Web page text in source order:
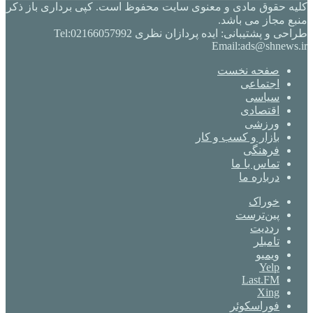
کلیه حقوق مادی و معنوی سایت محفوظ است. کپی برداری باز ذکر
منبع مجاز می باشد.
طراحی و پشتیبانی: ایده پردازان نظری Tel:02166057992
Email:ads@shnews.ir
صفحه نخست
اجتماعی
سیاسی
اقتصادی
ورزشی
بازار و کسب و کار
فرهنگی
تماس با ما
درباره ما
خوراک
‫پین‌ترست
‫رددیت
‫تامبلر
ویمیو
Yelp
Last.FM
Xing
فوراسکوئر